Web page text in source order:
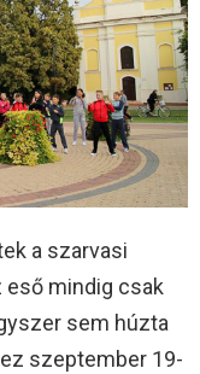
a szarvasi
mindig csak
sem húzta
szeptember 19-